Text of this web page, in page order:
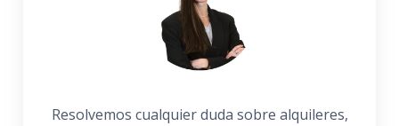
Resolvemos cualquier duda sobre alquileres,